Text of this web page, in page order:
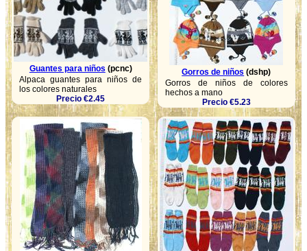
Guantes para niños (pcnc)
Alpaca guantes para niños de
los colores naturales
Precio €2.45
Gorros de niños (dshp)
Gorros de niños de colores
hechos a mano
Precio €5.23